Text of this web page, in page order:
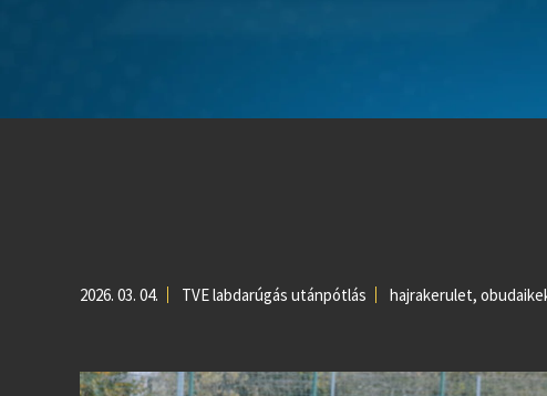
2026. 03. 04. TVE labdarúgás utánpótlás hajrakerulet,